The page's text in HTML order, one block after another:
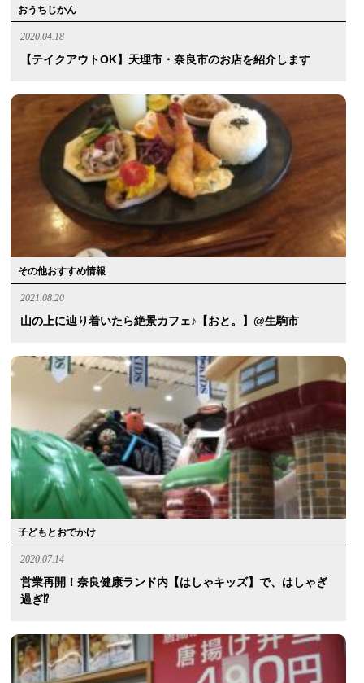
おうちじかん
2020.04.18
【テイクアウトOK】天理市・奈良市のお店を紹介します
その他おすすめ情報
2021.08.20
山の上に辿り着いたら絶景カフェ♪【おと。】@生駒市
子どもとおでかけ
2020.07.14
営業再開！奈良健康ランド内【はしゃキッズ】で、はしゃぎ
過ぎ⁉︎